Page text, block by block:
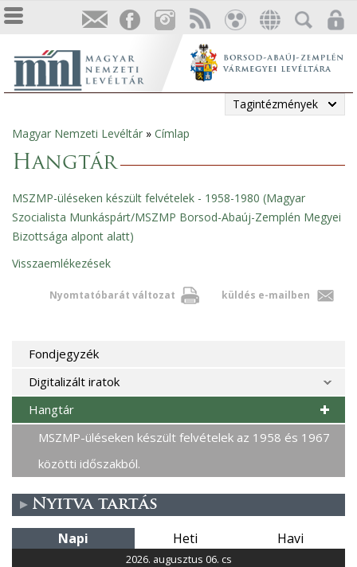
Tagintézmények
Jelenlegi
hely
Magyar Nemzeti Levéltár » Címlap
Hangtár
MSZMP-üléseken készült felvételek - 1958-1980 (Magyar
Szocialista Munkáspárt/MSZMP Borsod-Abaúj-Zemplén Megyei
Bizottsága alpont alatt)
Visszaemlékezések
Nyomtatóbarát változat küldés e-mailben
Fondjegyzék
Digitalizált iratok
Hangtár
MSZMP-üléseken készült felvételek az 1958 és 1967
közötti időszakból.
Nyitva tartás
Napi Heti Havi
2026. augusztus 06. cs